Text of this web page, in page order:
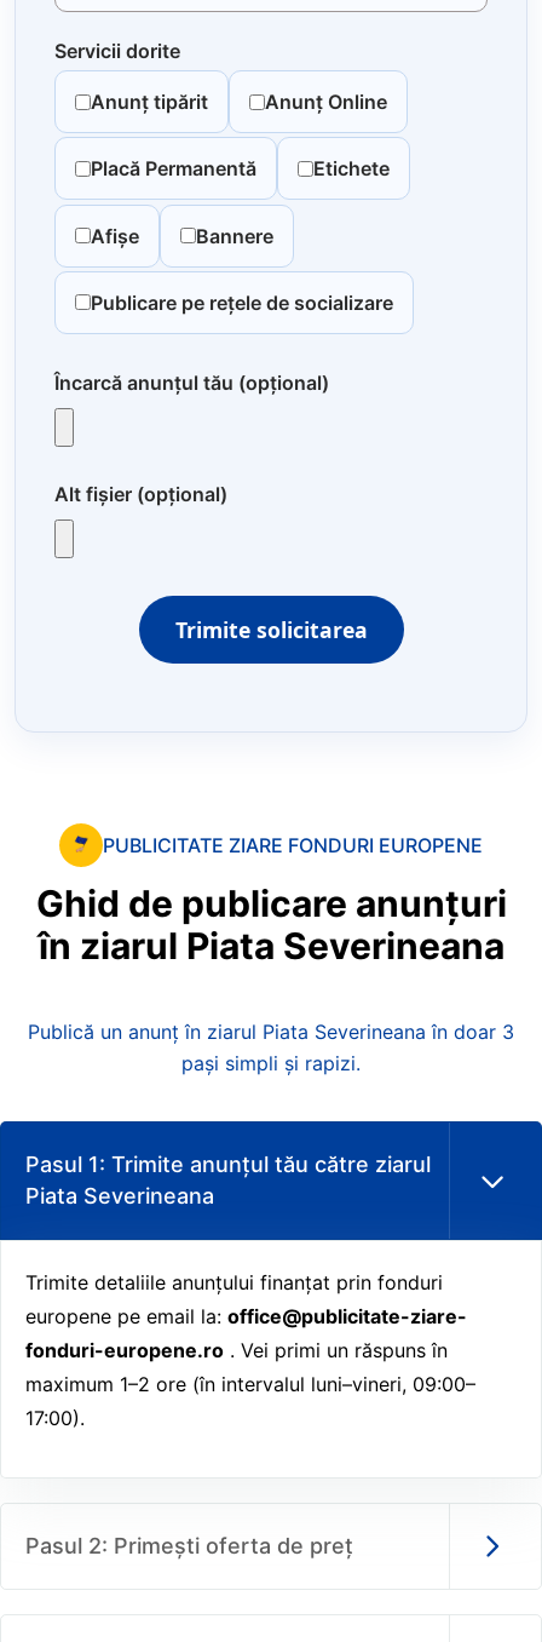
Servicii dorite
Anunț tipărit Anunț Online
Placă Permanentă Etichete
Afișe Bannere
Publicare pe rețele de socializare
Încarcă anunțul tău (opțional)
Alt fișier (opțional)
Trimite solicitarea
PUBLICITATE ZIARE FONDURI EUROPENE
Ghid de publicare anunțuri
în ziarul Piata Severineana
Publică un anunț în ziarul Piata Severineana în doar 3
pași simpli și rapizi.
Pasul 1: Trimite anunțul tău către ziarul
Piata Severineana
Trimite detaliile anunțului finanțat prin fonduri
europene pe email la: office@publicitate-ziare-
fonduri-europene.ro . Vei primi un răspuns în
maximum 1–2 ore (în intervalul luni–vineri, 09:00–
17:00).
Pasul 2: Primești oferta de preț